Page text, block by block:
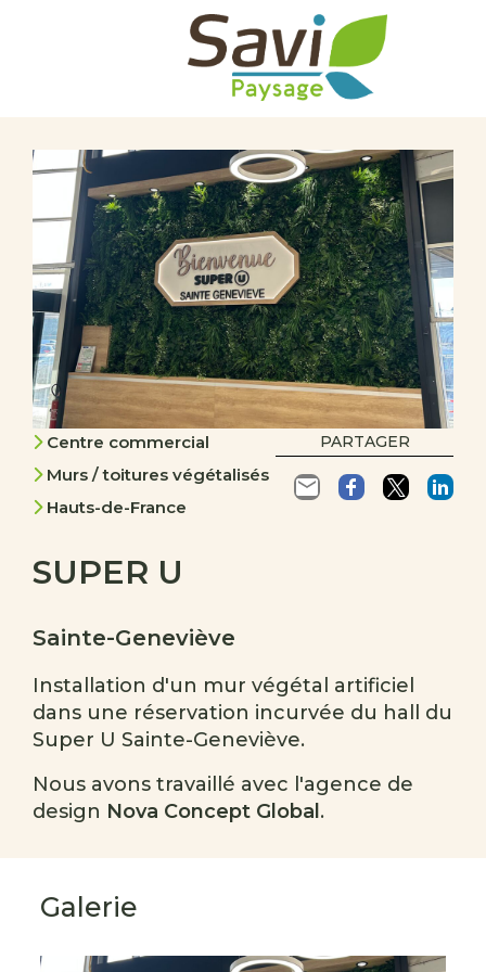
PARTAGER
Centre commercial
Murs / toitures végétalisés
Hauts-de-France
SUPER U
Sainte-Geneviève
Installation d'un mur végétal artificiel
dans une réservation incurvée du hall du
Super U Sainte-Geneviève.
Nous avons travaillé avec l'agence de
design Nova Concept Global .
Galerie